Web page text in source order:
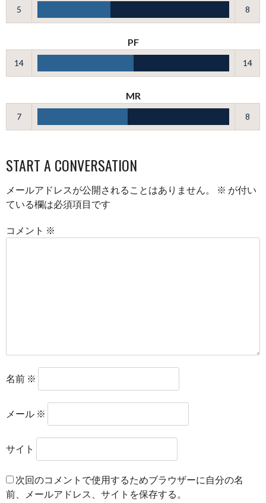
5 8
PF
14 14
MR
7 8
START A CONVERSATION
メールアドレスが公開されることはありません。 ※ が付い
ている欄は必須項目です
コメント ※
名前 ※
メール ※
サイト
次回のコメントで使用するためブラウザーに自分の名
前、メールアドレス、サイトを保存する。